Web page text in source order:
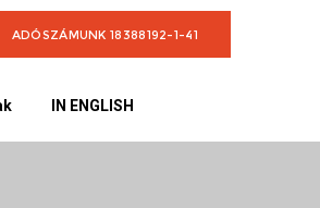
ADÓSZÁMUNK 18388192-1-41
IN ENGLISH